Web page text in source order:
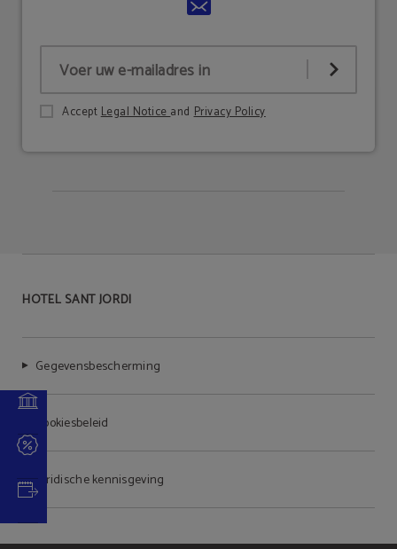
AcceptLegal NoticeandPrivacy Policy
HOTEL SANT JORDI
Gegevensbescherming
Cookiesbeleid
Juridische kennisgeving